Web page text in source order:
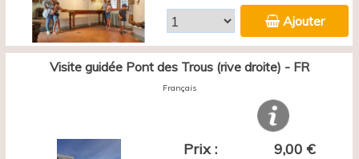
Ajouter
Visite guidée Pont des Trous (rive droite) - FR
Français
Prix : 9,00 €